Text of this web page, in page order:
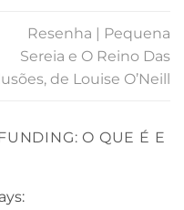
Resenha | Pequena
Sereia e O Reino Das
de Louise O’Neill
O QUE É E